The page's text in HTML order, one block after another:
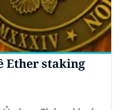
Ether staking